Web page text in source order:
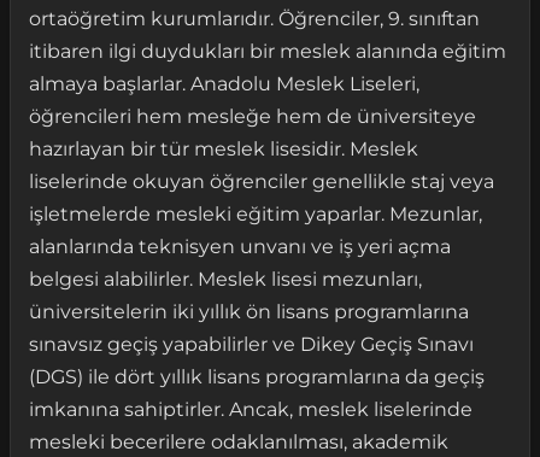
ortaöğretim kurumlarıdır. Öğrenciler, 9. sınıftan
itibaren ilgi duydukları bir meslek alanında eğitim
almaya başlarlar. Anadolu Meslek Liseleri,
öğrencileri hem mesleğe hem de üniversiteye
hazırlayan bir tür meslek lisesidir. Meslek
liselerinde okuyan öğrenciler genellikle staj veya
işletmelerde mesleki eğitim yaparlar. Mezunlar,
alanlarında teknisyen unvanı ve iş yeri açma
belgesi alabilirler. Meslek lisesi mezunları,
üniversitelerin iki yıllık ön lisans programlarına
sınavsız geçiş yapabilirler ve Dikey Geçiş Sınavı
(DGS) ile dört yıllık lisans programlarına da geçiş
imkanına sahiptirler. Ancak, meslek liselerinde
mesleki becerilere odaklanılması, akademik